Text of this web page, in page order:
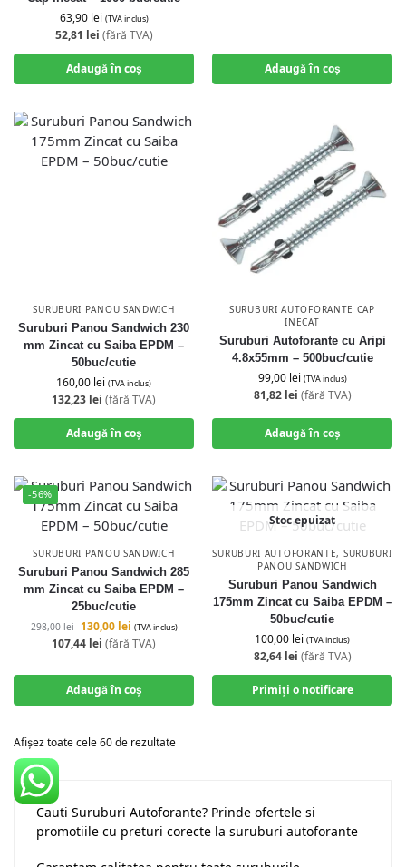
63,90 lei (TVA inclus)
52,81 lei (fără TVA)
Adaugă în coș Adaugă în coș
SURUBURI PANOU SANDWICH
Suruburi Panou Sandwich 230
mm Zincat cu Saiba EPDM –
50buc/cutie
160,00 lei (TVA inclus)
132,23 lei (fără TVA)
Adaugă în coș
SURUBURI AUTOFORANTE CAP
INECAT
Suruburi Autoforante cu Aripi
4.8x55mm – 500buc/cutie
99,00 lei (TVA inclus)
81,82 lei (fără TVA)
Adaugă în coș
-56%
SURUBURI PANOU SANDWICH
Suruburi Panou Sandwich 285
mm Zincat cu Saiba EPDM –
25buc/cutie
298,00lei 130,00 lei (TVA inclus)
107,44 lei (fără TVA)
Adaugă în coș
Stoc epuizat
SURUBURI AUTOFORANTE, SURUBURI
PANOU SANDWICH
Suruburi Panou Sandwich
175mm Zincat cu Saiba EPDM –
50buc/cutie
100,00 lei (TVA inclus)
82,64 lei (fără TVA)
Primiți o notificare
Afișez toate cele 60 de rezultate
Cauti Suruburi Autoforante? Prinde ofertele si
promotiile cu preturi corecte la suruburi autoforante